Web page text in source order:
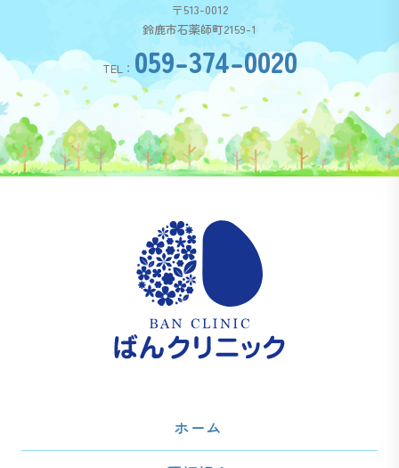
〒513-0012
鈴鹿市石薬師町2159-1
TEL： 059-374-0020
ホーム